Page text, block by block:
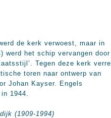
de kerk verwoest, maar in
werd het schip vervangen door
Tegen deze kerk
toren naar ontwerp van
Johan Kayser. Engels
1944.
(1909-1994)